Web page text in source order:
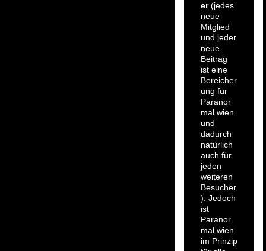
er(jedes
neue
Mitglied
und jeder
neue
Beitrag
ist eine
Bereicher
ung für
Paranor
mal.wien
und
dadurch
natürlich
auch für
jeden
weiteren
Besucher
). Jedoch
ist
Paranor
mal.wien
im Prinzip